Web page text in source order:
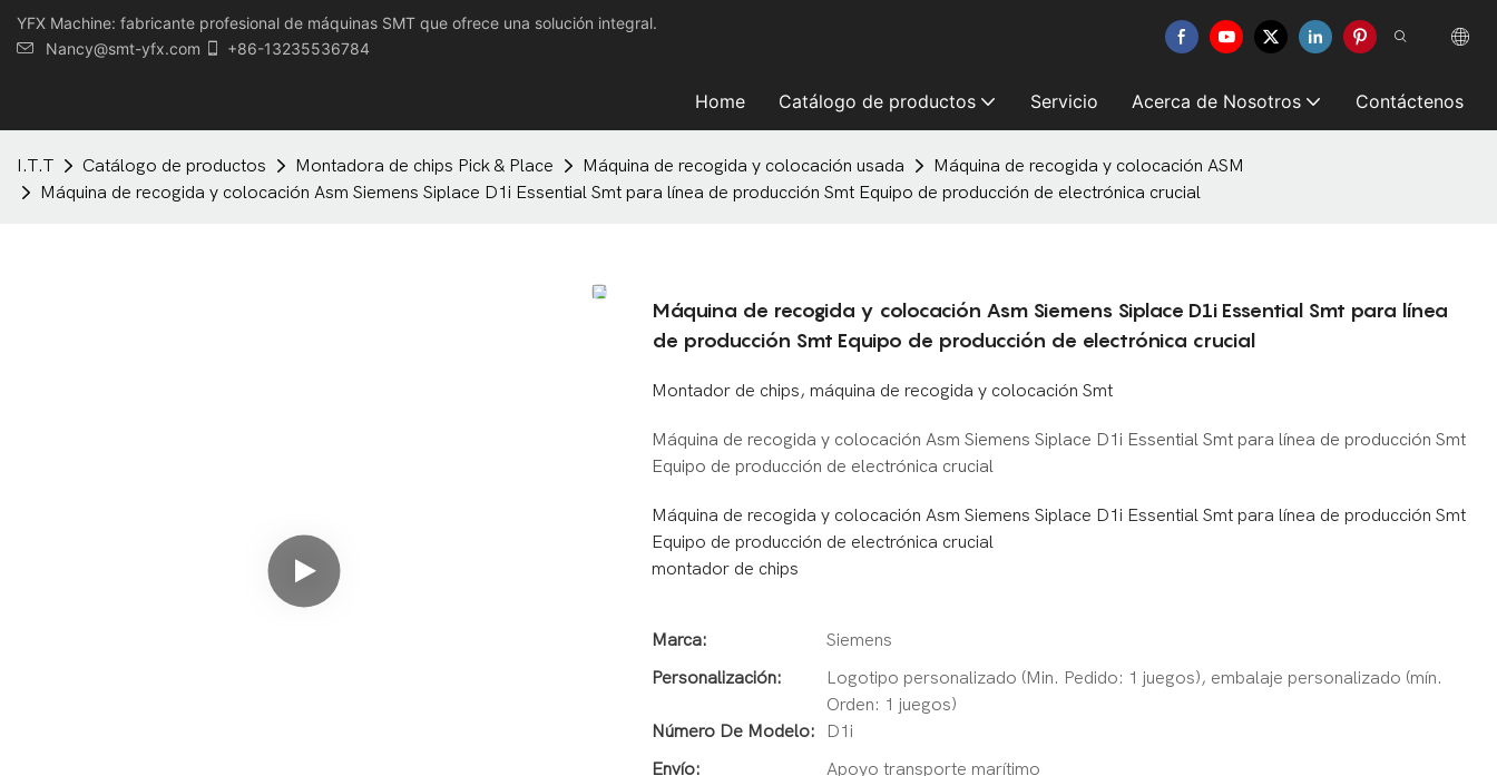
YFX Machine: fabricante profesional de máquinas SMT que ofrece una solución integral.
Nancy@smt-yfx.com
+86-13235536784
Home Catálogo de productos Servicio Acerca de Nosotros Contáctenos
I.T.T Catálogo de productos Montadora de chips Pick & Place Máquina de recogida y colocación usada
Máquina de recogida y colocación ASM
Máquina de recogida y colocación Asm Siemens Siplace D1i Essential Smt para línea de producción Smt Equipo de producción de electrónica crucial
Máquina de recogida y colocación Asm Siemens Siplace D1i Essential Smt para línea
de producción Smt Equipo de producción de electrónica crucial
Montador de chips, máquina de recogida y colocación Smt
Máquina de recogida y colocación Asm Siemens Siplace D1i Essential Smt para línea de producción Smt
Equipo de producción de electrónica crucial
Máquina de recogida y colocación Asm Siemens Siplace D1i Essential Smt para línea de producción Smt
Equipo de producción de electrónica crucial
montador de chips
Marca:
Siemens
Personalización:
Logotipo personalizado (Min. Pedido: 1 juegos), embalaje personalizado (mín.
Orden: 1 juegos)
Número De Modelo:
D1i
Envío:
Apoyo transporte marítimo